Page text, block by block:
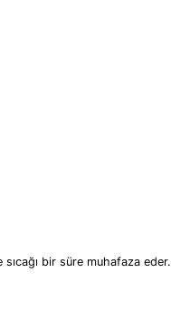
bir süre muhafaza eder.